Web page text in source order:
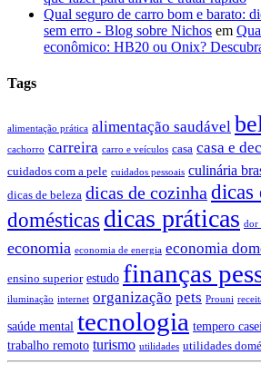
Qual seguro de carro bom e barato:
sem erro - Blog sobre Nichos em
econômico: HB20 ou Onix?
Tags
alimentação prática alimentação saudável
cachorro carreira carro e veículos casa casa e
cuidados com a pele cuidados pessoais culinária
dicas de beleza dicas de cozinha dicas
domésticas dicas práticas dor
economia economia de energia economia
ensino superior estudo finanças
iluminação internet organização pets Prouni
saúde mental tecnologia tempero
trabalho remoto turismo utilidades utilidades